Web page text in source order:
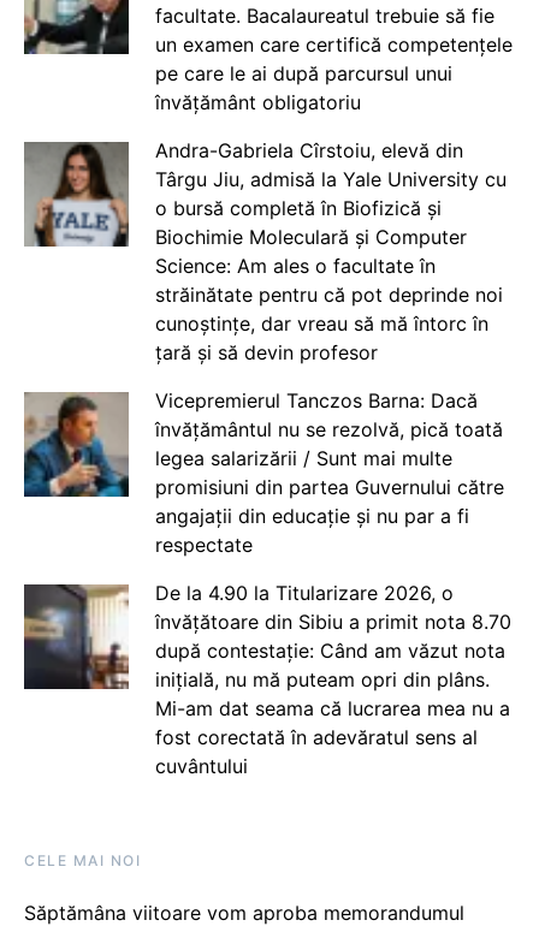
facultate. Bacalaureatul trebuie să fie
un examen care certifică competențele
pe care le ai după parcursul unui
învățământ obligatoriu
Andra-Gabriela Cîrstoiu, elevă din
Târgu Jiu, admisă la Yale University cu
o bursă completă în Biofizică și
Biochimie Moleculară și Computer
Science: Am ales o facultate în
străinătate pentru că pot deprinde noi
cunoștințe, dar vreau să mă întorc în
țară și să devin profesor
Vicepremierul Tanczos Barna: Dacă
învățământul nu se rezolvă, pică toată
legea salarizării / Sunt mai multe
promisiuni din partea Guvernului către
angajații din educație și nu par a fi
respectate
De la 4.90 la Titularizare 2026, o
învățătoare din Sibiu a primit nota 8.70
după contestație: Când am văzut nota
inițială, nu mă puteam opri din plâns.
Mi-am dat seama că lucrarea mea nu a
fost corectată în adevăratul sens al
cuvântului
CELE MAI NOI
Săptămâna viitoare vom aproba memorandumul